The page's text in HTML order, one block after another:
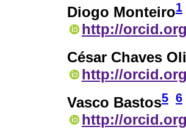
Diogo Monteiro1
http://
César Chaves
http://
Vasco Bastos5 6
http://